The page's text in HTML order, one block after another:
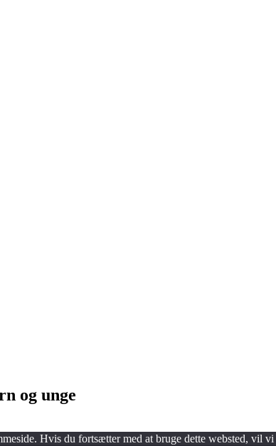
og unge
Hvis du fortsætter med at bruge dette websted, vil vi